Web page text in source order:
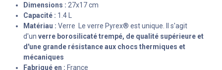
Dimensions : 27x17 cm
Capacité : 1.4 L
Matériau : Verre Le verre Pyrex® est unique. Il s'agit
d'un verre borosilicaté trempé, de qualité supérieure et
d'une grande résistance aux chocs thermiques et
mécaniques
Fabriqué en : France